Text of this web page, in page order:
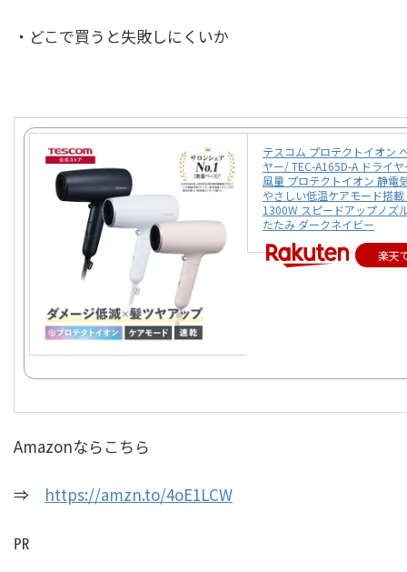
・どこで買うと失敗しにくいか
テスコム プロテクトイオン
ヤー/ TEC-A165D-A ドライ
風量 プロテクトイオン 静電
やさしい低温ケアモード搭
1300W スピードアップノズ
たたみ ダークネイビー
楽天
Amazonならこちら
⇒ https://amzn.to/4oE1LCW
㏚